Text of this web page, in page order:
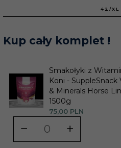
42/XL
Kup cały komplet !
Smakołyki z
Koni - SuppleSnack
& Minerals Horse
1500g
75,00 PLN